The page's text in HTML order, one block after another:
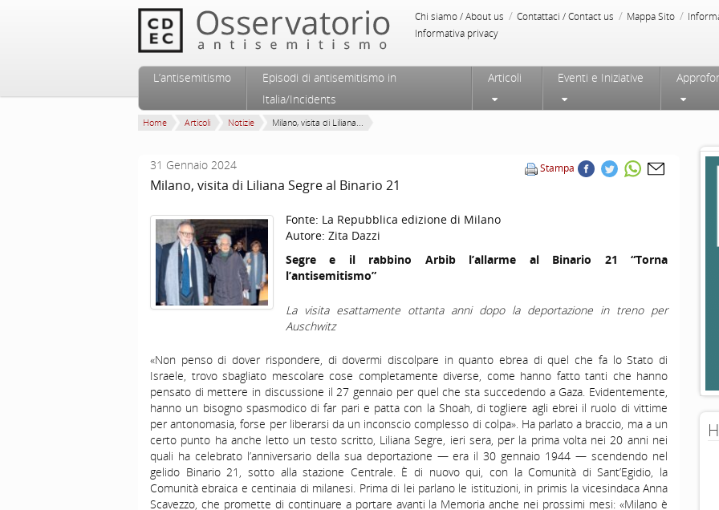
Chi siamo / About us / Contattaci / Contact us / Mappa Sito /
Informativa privacy
Menu principale
Vai al contenuto principale
Vai al contenuto secondario
L’antisemitismo
Episodi di antisemitismo in
Italia/Incidents
Articoli Eventi e Iniziative
Home Articoli Notizie Milano, visita di Liliana...
Stampa
31 Gennaio 2024
Milano, visita di Liliana Segre al Binario 21
Fonte: La Repubblica edizione di Milano
Autore: Zita Dazzi
Segre e il rabbino Arbib l’allarme al Binario 21 “Torna
l’antisemitismo”
La visita esattamente ottanta anni dopo la deportazione in treno per
Auschwitz
«Non penso di dover rispondere, di dovermi discolpare in quanto ebrea di quel che fa lo Stato di
Israele, trovo sbagliato mescolare cose completamente diverse, come hanno fatto tanti che hanno
pensato di mettere in discussione il 27 gennaio per quel che sta succedendo a Gaza. Evidentemente,
hanno un bisogno spasmodico di far pari e patta con la Shoah, di togliere agli ebrei il ruolo di vittime
per antonomasia, forse per liberarsi da un inconscio complesso di colpa». Ha parlato a braccio, ma a un
certo punto ha anche letto un testo scritto, Liliana Segre, ieri sera, per la prima volta nei 20 anni nei
quali ha celebrato l’anniversario della sua deportazione — era il 30 gennaio 1944 — scendendo nel
gelido Binario 21, sotto alla stazione Centrale. È di nuovo qui, con la Comunità di Sant’Egidio, la
Comunità ebraica e centinaia di milanesi. Prima di lei parlano le istituzioni, in primis la vicesindaca Anna
Scavezzo, che promette di continuare a portare avanti la Memoria anche nei prossimi mesi: «Milano è